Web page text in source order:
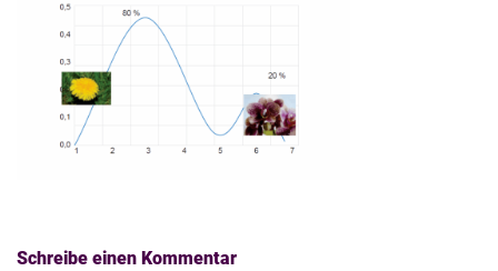
Schreibe einen Kommentar